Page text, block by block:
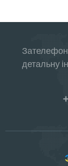
детальну